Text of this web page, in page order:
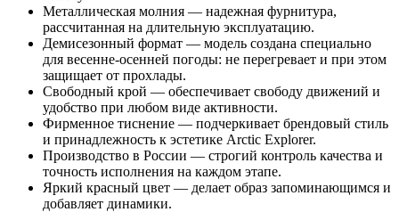
Металлическая молния — надежная фурнитура,
рассчитанная на длительную эксплуатацию.
Демисезонный формат — модель создана специально
для весенне-осенней погоды: не перегревает и при этом
защищает от прохлады.
Свободный крой — обеспечивает свободу движений и
удобство при любом виде активности.
Фирменное тиснение — подчеркивает брендовый стиль
и принадлежность к эстетике Arctic Explorer.
Производство в России — строгий контроль качества и
точность исполнения на каждом этапе.
Яркий красный цвет — делает образ запоминающимся и
добавляет динамики.